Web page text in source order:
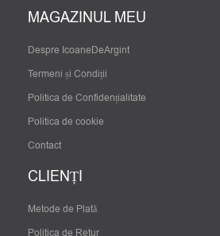
MAGAZINUL MEU
Despre IcoaneDeArgint
Termeni și Condiții
Politica de Confidențialitate
Politica de cookie
Contact
CLIENȚI
Metode de Plată
Politica de Retur